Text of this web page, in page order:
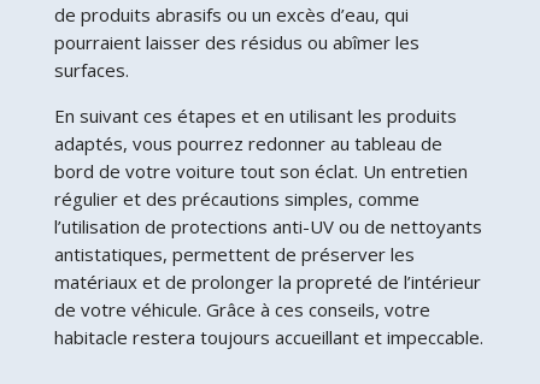
de produits abrasifs ou un excès d’eau, qui
pourraient laisser des résidus ou abîmer les
surfaces.
En suivant ces étapes et en utilisant les produits
adaptés, vous pourrez redonner au tableau de
bord de votre voiture tout son éclat. Un entretien
régulier et des précautions simples, comme
l’utilisation de protections anti-UV ou de nettoyants
antistatiques, permettent de préserver les
matériaux et de prolonger la propreté de l’intérieur
de votre véhicule. Grâce à ces conseils, votre
habitacle restera toujours accueillant et impeccable.